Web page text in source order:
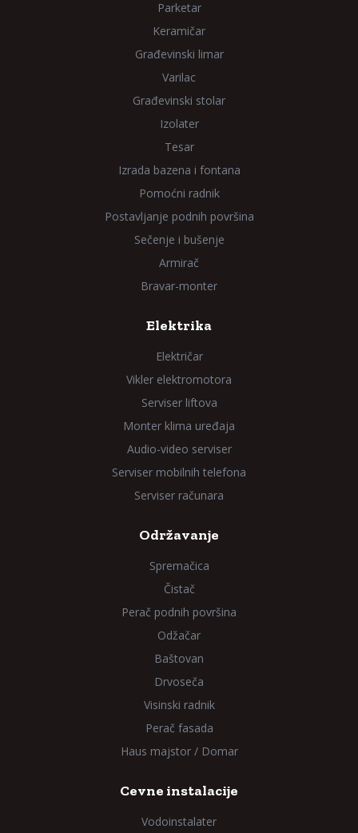
Parketar
Keramičar
Građevinski limar
Varilac
Građevinski stolar
Izolater
Tesar
Izrada bazena i fontana
Pomoćni radnik
Postavljanje podnih površina
Sečenje i bušenje
Armirač
Bravar-monter
Elektrika
Električar
Vikler elektromotora
Serviser liftova
Monter klima uređaja
Audio-video serviser
Serviser mobilnih telefona
Serviser računara
Održavanje
Spremačica
Čistač
Perač podnih površina
Odžačar
Baštovan
Drvoseča
Visinski radnik
Perač fasada
Haus majstor / Domar
Cevne instalacije
Vodoinstalater